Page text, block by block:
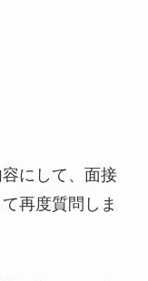
にして、面接
再度質問しま